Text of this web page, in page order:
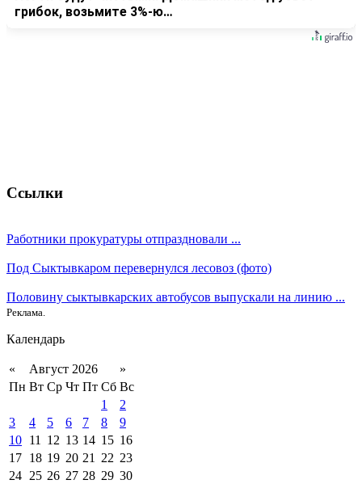
грибок, возьмите 3%-ю…
Ссылки
Работники прокуратуры отпраздновали ...
Под Сыктывкаром перевернулся лесовоз (фото)
Половину сыктывкарских автобусов выпускали на линию ...
Реклама.
Календарь
« Август 2026
»
Пн Вт Ср Чт Пт Сб Вс
1
2
3
4 5 6 7 8
9
10 11 12 13 14 15 16
17 18 19 20 21 22 23
24 25 26 27 28 29 30